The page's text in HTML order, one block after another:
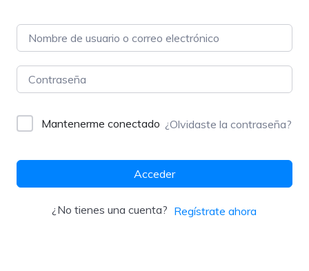
Contabilidad
Desarrollo Organizacional
Mantenerme conectado ¿Olvidaste la contraseña?
Acceder
¿No tienes una cuenta? Regístrate ahora